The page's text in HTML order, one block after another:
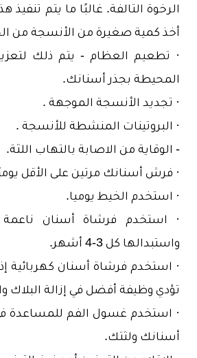
الرخوة التالفة. غالبًا ما يتم تنفيذ
أخذ كمية صغيرة من الأنسجة من
· تطعيم العظام - يتم ذلك
المحيطة بجذر أسنانك.
· تجديد الأنسجة الموجهة .
· البروتينات المنشطة للأنسجة .
- الوقاية من الاصابة بالتهاب اللثة.
· فرش أسنانك مرتين على الأقل
· استخدم الخيط يوميا.
· استخدم فرشاة أسنان
واستبدالها كل 3-4 أشهر.
· استخدم فرشاة أسنان كهربائية
تؤدي وظيفة أفضل في إزالة البلاك
· استخدم غسول الفم للمساعدة في
أسنانك ولثتك.